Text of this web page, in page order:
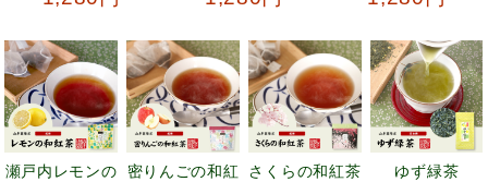
瀬戸内レモンの
密りんごの和紅
さくらの和紅茶 ゆず緑茶